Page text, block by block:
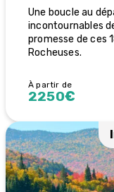
Une boucle au
incontournables
promesse de ces
Rocheuses.
À partir de
2250€